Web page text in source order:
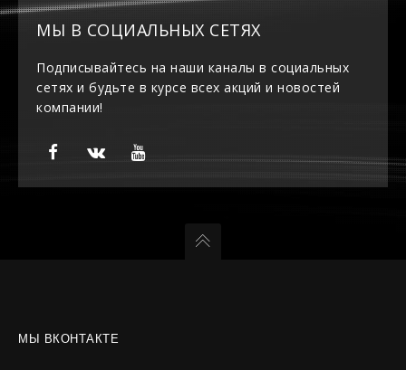
МЫ В СОЦИАЛЬНЫХ СЕТЯХ
Подписывайтесь на наши каналы в социальных
сетях и будьте в курсе всех акций и новостей
компании!
МЫ ВКОНТАКТЕ